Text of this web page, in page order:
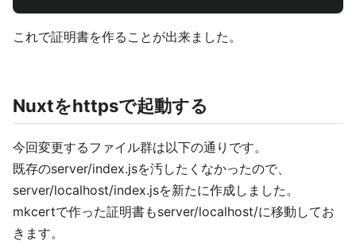
これで証明書を作ることが出来ました。
Nuxtをhttpsで起動する
今回変更するファイル群は以下の通りです。
既存のserver/index.jsを汚したくなかったので、
server/localhost/index.jsを新たに作成しました。
mkcertで作った証明書もserver/localhost/に移動してお
きます。